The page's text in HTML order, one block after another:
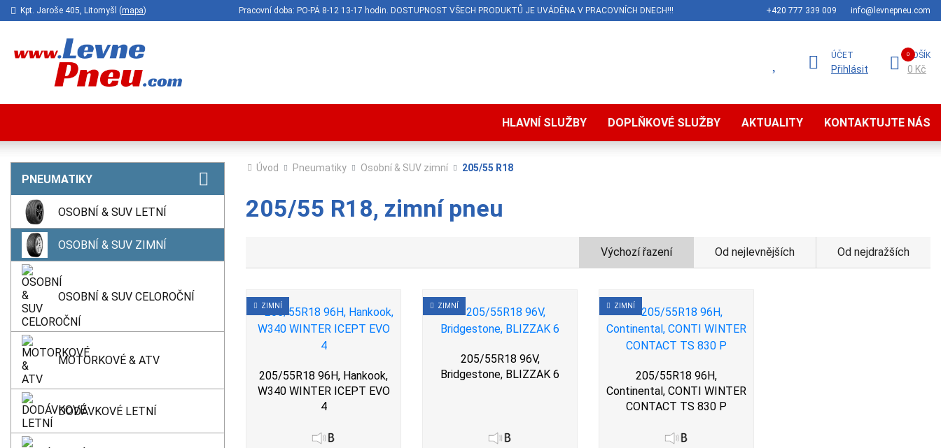
Kpt. Jaroše 405, Litomyšl (mapa) Pracovní doba: PO-PÁ 8-12 13-17 hodin. DOSTUPNOST VŠECH PRODUKTŮ JE UVÁDĚNA V PRACOVNÍCH DNECH!!! +420 777 339 009 info@levnepneu.com
ÚČET
Přihlásit
KOŠÍK
0 Kč
HLAVNÍ SLUŽBY DOPLŇKOVÉ SLUŽBY AKTUALITY KONTAKTUJTE NÁS
PNEUMATIKY
OSOBNÍ & SUV LETNÍ
OSOBNÍ & SUV ZIMNÍ
OSOBNÍ & SUV CELOROČNÍ
MOTORKOVÉ & ATV
DODÁVKOVÉ LETNÍ
Úvod Pneumatiky Osobní & SUV zimní 205/55 R18
205/55 R18, zimní pneu
Výchozí řazení Od nejlevnějších Od nejdražších
ZIMNÍ
205/55R18 96H, Hankook,
W340 WINTER ICEPT EVO
4
ZIMNÍ
205/55R18 96V,
Bridgestone, BLIZZAK 6
ZIMNÍ
205/55R18 96H,
Continental, CONTI WINTER
CONTACT TS 830 P